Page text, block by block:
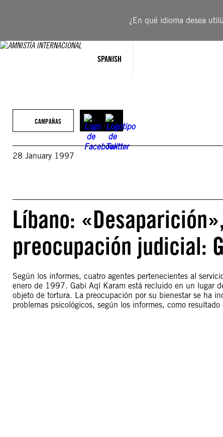
¿En qué idioma desea
SPANISH
CAMPAÑAS
28 January 1997
Líbano:
preocupación judicial:
Según los informes, cuatro agentes pertenecientes al
enero de 1997. Gabi Aql Karam está recluido en un lugar
objeto de tortura. La preocupación por su bienestar se ha
problemas psicológicos, según los informes, como